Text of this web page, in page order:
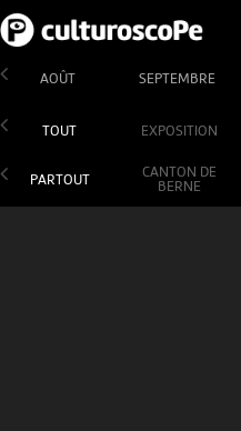
AOÛT SEPTEMBRE
TOUT EXPOSITION
PARTOUT
CANTON DE
BERNE